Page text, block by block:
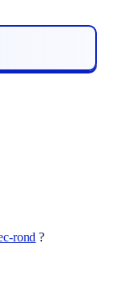
rond ?